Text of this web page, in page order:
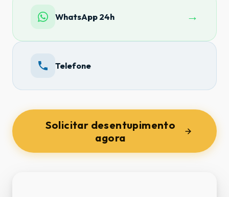
WhatsApp 24h →
Telefone
Solicitar desentupimento
agora